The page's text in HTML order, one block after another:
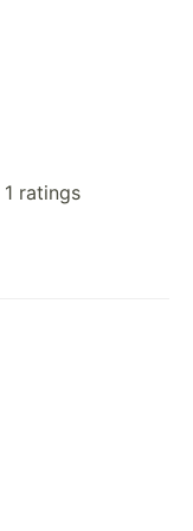
1 ratings